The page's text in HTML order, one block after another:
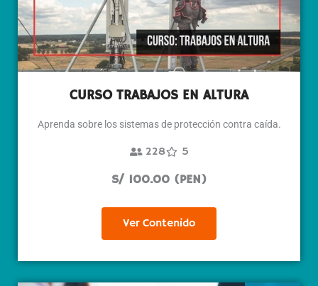
CURSO TRABAJOS EN ALTURA
Aprenda sobre los sistemas de protección contra caída.
228 5
S/ 100.00 (PEN)
Ver Contenido